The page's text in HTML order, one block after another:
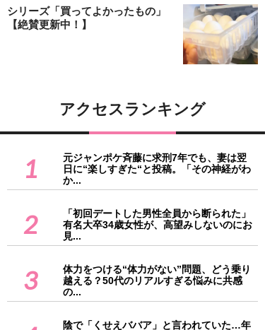
シリーズ「買ってよかったもの」
【絶賛更新中！】
アクセスランキング
1
元ジャンポケ斉藤に求刑7年でも、妻は翌
日に“楽しすぎた“と投稿。「その神経がわ
か...
2
「初回デートした男性全員から断られた」
有名大卒34歳女性が、高望みしないのにお
見...
3
体力をつける“体力がない”問題、どう乗り
越える？50代のリアルすぎる悩みに共感
の...
陰で「くせえババア」と言われていた…年